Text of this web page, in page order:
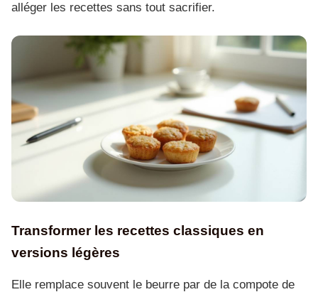
alléger les recettes sans tout sacrifier.
Transformer les recettes classiques en
versions légères
Elle remplace souvent le beurre par de la compote de